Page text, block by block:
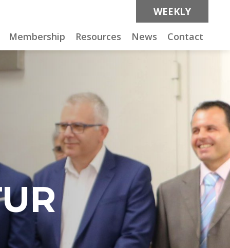
WEEKLY
Membership Resources News Contact